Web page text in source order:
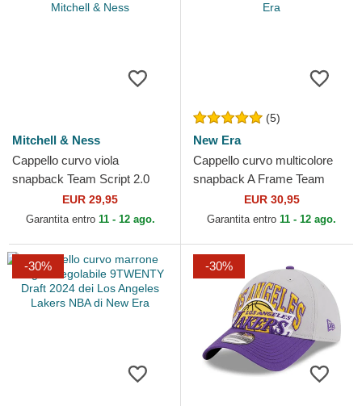
Mitchell & Ness
Cappello curvo viola
snapback Team Script 2.0
Pro dei Los Angeles Lakers
NBA di Mitchell & Ness
EUR 29,95
Garantita entro 11 - 12 ago.
(5)
New Era
Cappello curvo multicolore
snapback A Frame Team
Colour dei Chicago Bulls NBA
di New Era
EUR 30,95
Garantita entro 11 - 12 ago.
-30% -30%